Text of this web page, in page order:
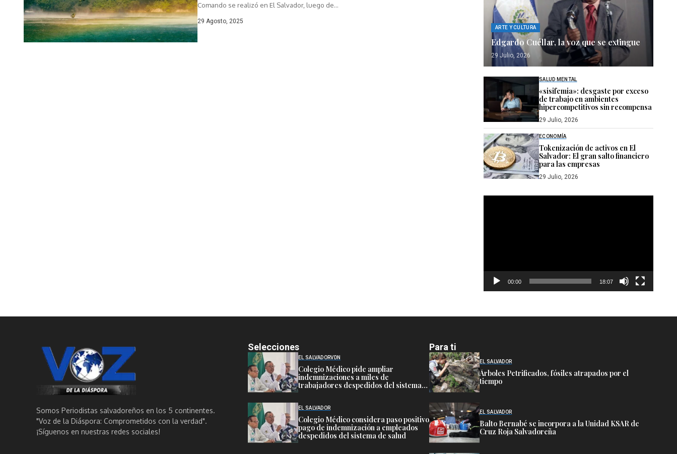
Comando se realizó en El Salvador, luego de...
29 Agosto, 2025
ARTE Y CULTURA
Edgardo Cuéllar, la voz que se extingue
29 Julio, 2026
SALUD MENTAL
«sisifemia»: desgaste por exceso
de trabajo en ambientes
hipercompetitivos sin recompensa
29 Julio, 2026
ECONOMÍA
Tokenización de activos en El
Salvador: El gran salto financiero
para las empresas
29 Julio, 2026
00:00 18:07
Somos Periodistas salvadoreños en los 5 continentes.
"Voz de la Diáspora: Comprometidos con la verdad".
¡Síguenos en nuestras redes sociales!
Selecciones
EL SALVADORVDN
Colegio Médico pide ampliar
indemnizaciones a miles de
trabajadores despedidos del sistema
EL SALVADOR
Colegio Médico considera paso positivo
pago de indemnización a empleados
despedidos del sistema de salud
Para ti
EL SALVADOR
Árboles Petrificados, fósiles atrapados por el
tiempo
EL SALVADOR
Balto Bernabé se incorpora a la Unidad KSAR de
Cruz Roja Salvadoreña